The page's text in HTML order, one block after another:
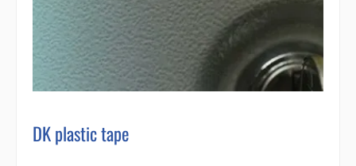
DK plastic tape